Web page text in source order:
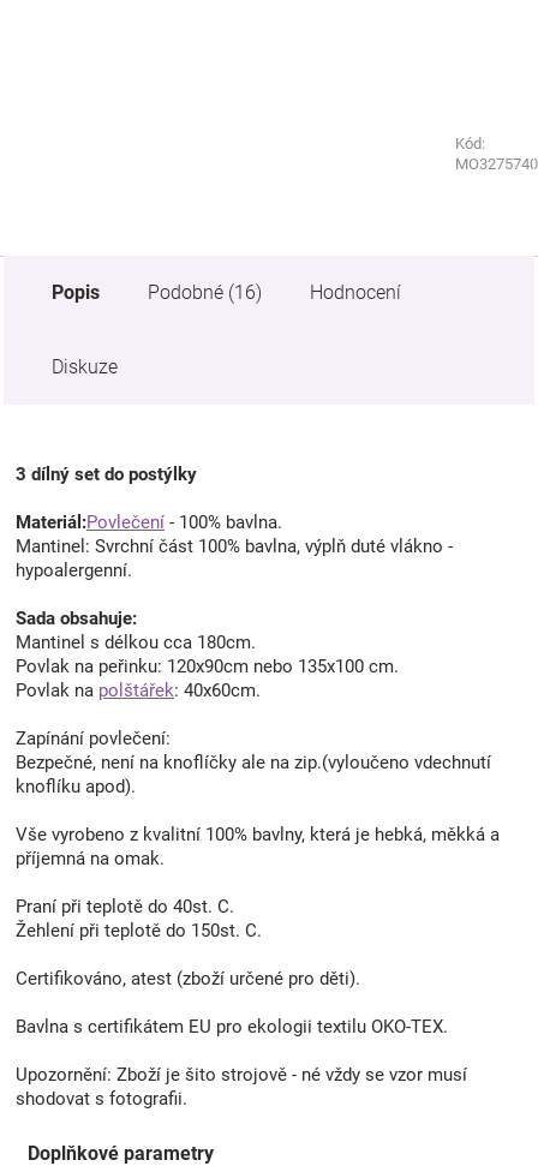
Kód:
Kód:
Popis Podobné (16) Hodnocení
Diskuze
3 dílný set do postýlky
Materiál:Povlečení - 100% bavlna.
Mantinel: Svrchní část 100% bavlna, výplň duté vlákno -
hypoalergenní.
Sada obsahuje:
Mantinel s délkou cca 180cm.
Povlak na peřinku: 120x90cm nebo 135x100 cm.
Povlak na polštářek: 40x60cm.
Zapínání povlečení:
Bezpečné, není na knoflíčky ale na zip.(vyloučeno vdechnutí
knoflíku apod).
Vše vyrobeno z kvalitní 100% bavlny, která je hebká, měkká a
příjemná na omak.
Praní při teplotě do 40st. C.
Žehlení při teplotě do 150st. C.
Certifikováno, atest (zboží určené pro děti).
Bavlna s certifikátem EU pro ekologii textilu OKO-TEX.
Upozornění: Zboží je šito strojově - né vždy se vzor musí
shodovat s fotografii.
Doplňkové parametry